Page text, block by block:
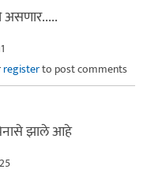
असणार.....
registerto post comments
झाले आहे